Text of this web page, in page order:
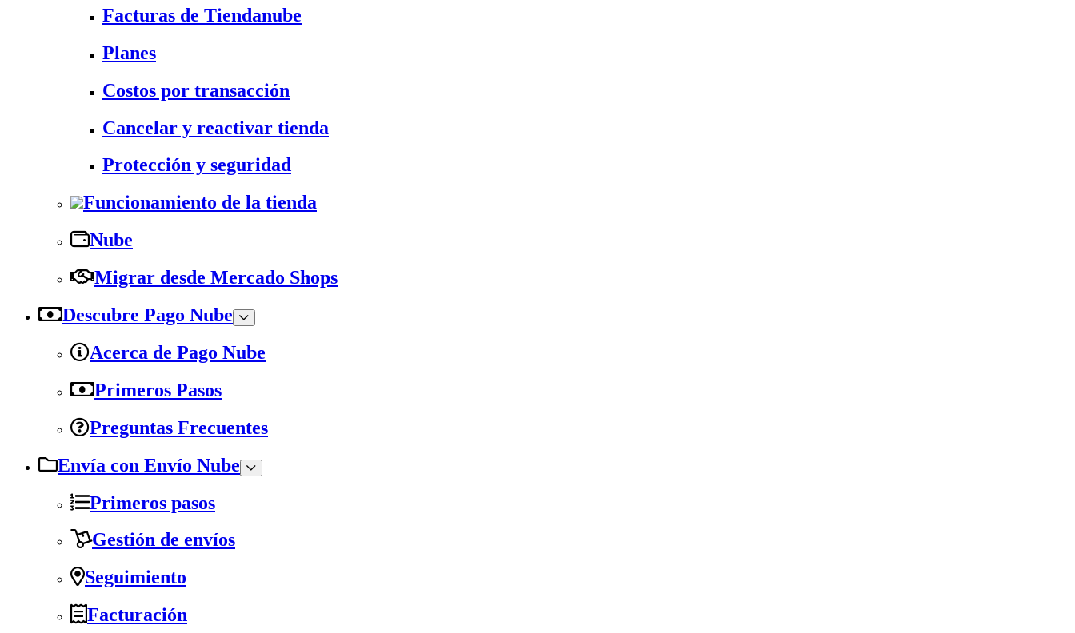
Facturas de Tiendanube
Planes
Costos por transacción
Cancelar y reactivar tienda
Protección y seguridad
Funcionamiento de la tienda
Nube
Migrar desde Mercado Shops
Descubre Pago Nube
Acerca de Pago Nube
Primeros Pasos
Preguntas Frecuentes
Envía con Envío Nube
Primeros pasos
Gestión de envíos
Seguimiento
Facturación